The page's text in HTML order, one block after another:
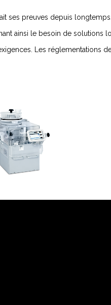
ses preuves depuis
ainsi le besoin de solutions
Les réglementations